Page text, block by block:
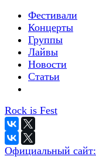
Фестивали
Концерты
Группы
Лайвы
Новости
Статьи
Rock is Fest
Официальный сайт: